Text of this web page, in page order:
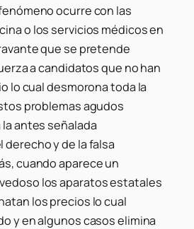
ocurre con las
o los servicios médicos en
que se pretende
a candidatos que no han
lo cual desmorona toda la
problemas agudos
antes señalada
y de la falsa
cuando aparece un
los aparatos estatales
los precios lo cual
y en algunos casos elimina